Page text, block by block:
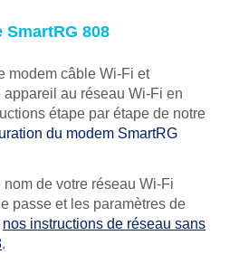
SmartRG 808
modem câble Wi-Fi et
appareil au réseau Wi-Fi en
étape par étape de notre
du modem SmartRG
nom de votre réseau Wi-Fi
passe et les paramètres de
nos instructions de réseau sans
.